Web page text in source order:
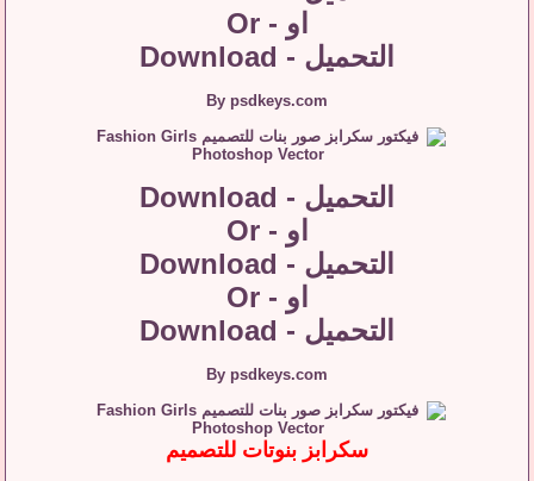
او - Or
التحميل - Download
By psdkeys.com
التحميل - Download
او - Or
التحميل - Download
او - Or
التحميل - Download
By psdkeys.com
سكرابز بنوتات للتصميم